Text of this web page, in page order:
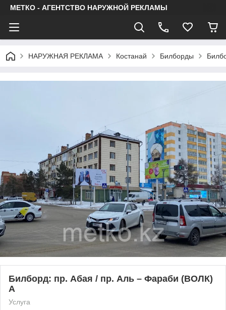
МЕТКО - АГЕНТСТВО НАРУЖНОЙ РЕКЛАМЫ
НАРУЖНАЯ РЕКЛАМА Костанай Билборды
Билборд: пр. Абая / пр. Аль – Фараби (ВОЛК)
А
Услуга